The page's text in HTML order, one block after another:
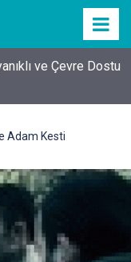
ve Çevre Dostu
Adam Kesti